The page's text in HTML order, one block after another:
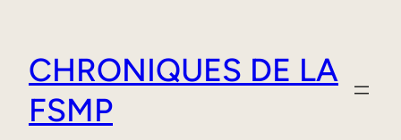
contenu
CHRONIQUES DE LA
FSMP